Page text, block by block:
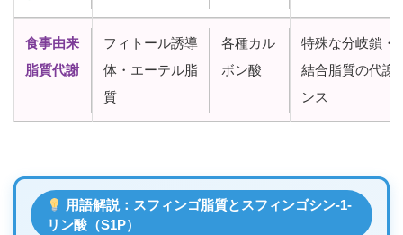
食事由来
脂質代謝
フィトール誘導
体・エーテル脂
質
各種カル
ボン酸
特殊な分岐鎖・
結合脂質の代謝
ンス
用語解説：スフィンゴ脂質とスフィンゴシン-1-
リン酸（S1P）